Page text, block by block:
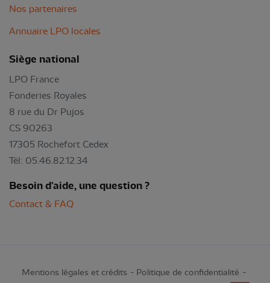
Nos partenaires
Annuaire LPO locales
Siège national
LPO France
Fonderies Royales
8 rue du Dr Pujos
CS 90263
17305 Rochefort Cedex
Tél: 05.46.82.12.34
Besoin d'aide, une question ?
Contact & FAQ
Mentions légales et crédits
Politique de confidentialité